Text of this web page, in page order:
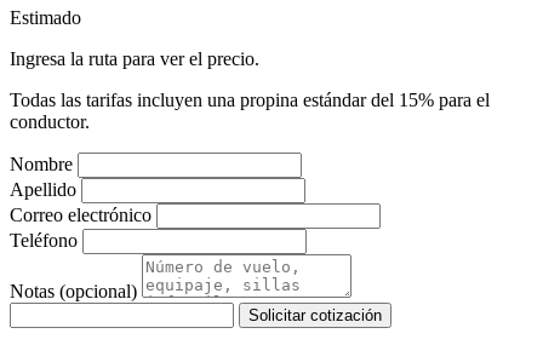
Estimado
Ingresa la ruta para ver el precio.
Todas las tarifas incluyen una propina estándar del 15% para el
conductor.
Nombre
Apellido
Correo electrónico
Teléfono
Notas (opcional)
Solicitar cotización